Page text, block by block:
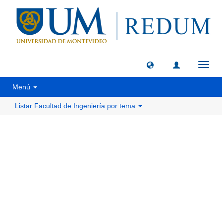
Menú
Listar Facultad de Ingeniería por tema